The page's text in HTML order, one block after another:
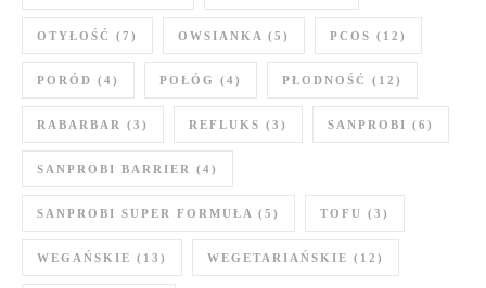
OTYŁOŚĆ (7) OWSIANKA (5) PCOS (12)
PORÓD (4) POŁÓG (4) PŁODNOŚĆ (12)
RABARBAR (3) REFLUKS (3) SANPROBI (6)
SANPROBI BARRIER (4)
SANPROBI SUPER FORMUŁA (5) TOFU (3)
WEGAŃSKIE (13) WEGETARIAŃSKIE (12)